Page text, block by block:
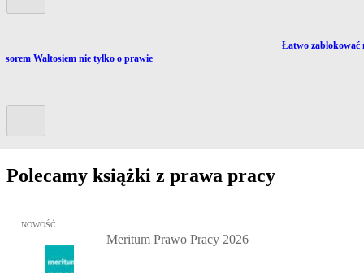
do artykułu:Waltosiem nie tylko o prawie
Przejdź do
Łatwo zablokować
Polecamy książki z prawa pracy
Przejdź do: Meritum Prawo Pracy 2026, Kazimierz Jaśkowski -
NOWOŚĆ
Meritum Prawo Pracy 2026